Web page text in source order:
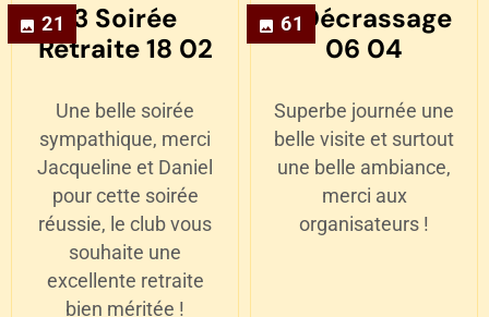
21
3 Soirée
Retraite 18 02
Une belle soirée
sympathique, merci
Jacqueline et Daniel
pour cette soirée
réussie, le club vous
souhaite une
excellente retraite
bien méritée !
61
4 Décrassage
06 04
Superbe journée une
belle visite et surtout
une belle ambiance,
merci aux
organisateurs !